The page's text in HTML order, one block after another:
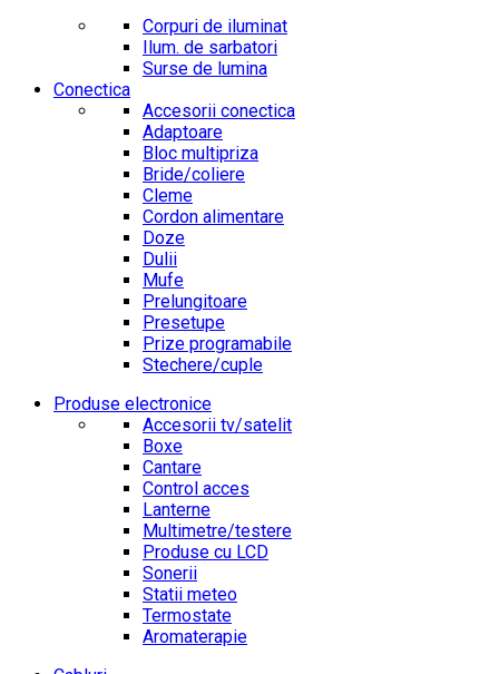
Corpuri de iluminat
Ilum. de sarbatori
Surse de lumina
Conectica
Accesorii conectica
Adaptoare
Bloc multipriza
Bride/coliere
Cleme
Cordon alimentare
Doze
Dulii
Mufe
Prelungitoare
Presetupe
Prize programabile
Stechere/cuple
Produse electronice
Accesorii tv/satelit
Boxe
Cantare
Control acces
Lanterne
Multimetre/testere
Produse cu LCD
Sonerii
Statii meteo
Termostate
Aromaterapie